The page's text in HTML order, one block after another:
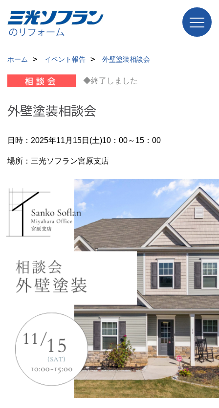
ホーム イベント報告 外壁塗装相談会
◆終了しました
外壁塗装相談会
日時：2025年11月15日(土)10：00～15：00
場所：三光ソフラン宮原支店